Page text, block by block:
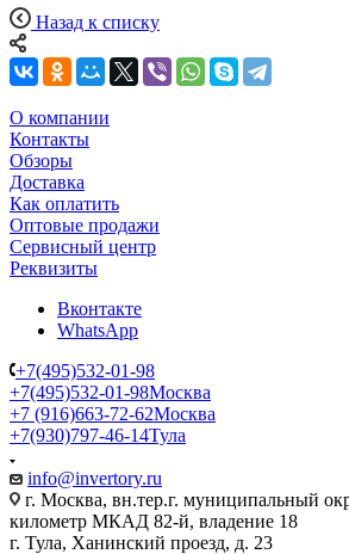
Назад к списку
О компании
Контакты
Обзоры
Доставка
Как оплатить
Оптовые продажи
Сервисный центр
Реквизиты
Вконтакте
WhatsApp
+7(495)532-01-98
+7(495)532-01-98Москва
+7 (916)663-72-62Москва
+7(930)797-46-14Тула
info@invertory.ru
г. Москва, вн.тер.г. муниципальный
километр МКАД 82-й, владение 18
г. Тула, Ханинский проезд, д. 23